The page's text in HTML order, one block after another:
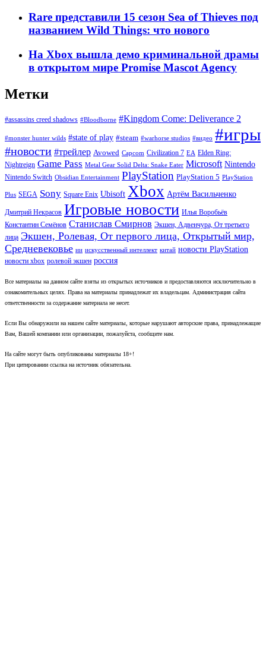
Rare представили 15 сезон Sea of Thieves под
названием Wild Things: что нового
На Xbox вышла демо криминальной драмы
в открытом мире Promise Mascot Agency
Метки
#assassins creed shadows #Bloodborne #Kingdom Come: Deliverance 2
#monster hunter wilds #state of play #steam #warhorse studios #видео #игры
#новости #трейлер Avowed Capcom Civilization 7 EA Elden Ring:
Nightreign Game Pass Metal Gear Solid Delta: Snake Eater Microsoft Nintendo
Nintendo Switch Obsidian Entertainment PlayStation PlayStation 5 PlayStation
Plus SEGA Sony Square Enix Ubisoft Xbox Артём Васильченко
Дмитрий Некрасов Игровые новости Илья Воробьёв
Константин Семёнов Станислав Смирнов Экшен, Адвенчура, От третьего
лица Экшен, Ролевая, От первого лица, Открытый мир,
Средневековье ии искусственный интеллект китай новости PlayStation
новости xbox ролевой экшен россия
Все материалы на данном сайте взяты из открытых источников и предоставляются исключительно в
ознакомительных целях. Права на материалы принадлежат их владельцам. Администрация сайта
ответственности за содержание материала не несет.
Если Вы обнаружили на нашем сайте материалы, которые нарушают авторские права, принадлежащие
Вам, Вашей компании или организации, пожалуйста, сообщите нам.
На сайте могут быть опубликованы материалы 18+!
При цитировании ссылка на источник обязательна.